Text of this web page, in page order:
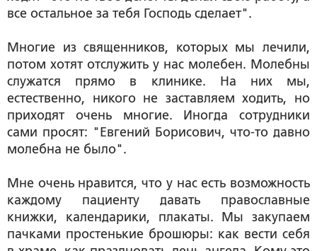
все остальное за тебя Господь сделает".
Многие из священников, которых мы лечили,
потом хотят отслужить у нас молебен. Молебны
служатся прямо в клинике. На них мы,
естественно, никого не заставляем ходить, но
приходят очень многие. Иногда сотрудники
сами просят: "Евгений Борисович, что-то давно
молебна не было".
Мне очень нравится, что у нас есть возможность
каждому пациенту давать православные
книжки, календарики, плакаты. Мы закупаем
пачками простенькие брошюры: как вести себя